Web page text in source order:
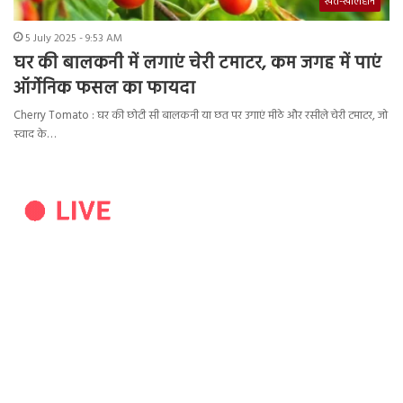
5 July 2025 - 9:53 AM
घर की बालकनी में लगाएं चेरी टमाटर, कम जगह में पाएं
ऑर्गेनिक फसल का फायदा
Cherry Tomato : घर की छोटी सी बालकनी या छत पर उगाएं मीठे और रसीले चेरी टमाटर, जो
स्वाद के…